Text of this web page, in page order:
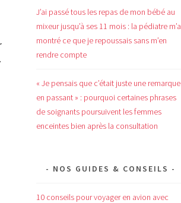
J’ai passé tous les repas de mon bébé au
mixeur jusqu’à ses 11 mois : la pédiatre m’a
montré ce que je repoussais sans m’en
rendre compte
« Je pensais que c’était juste une remarque
en passant » : pourquoi certaines phrases
de soignants poursuivent les femmes
enceintes bien après la consultation
NOS GUIDES & CONSEILS
10 conseils pour voyager en avion avec